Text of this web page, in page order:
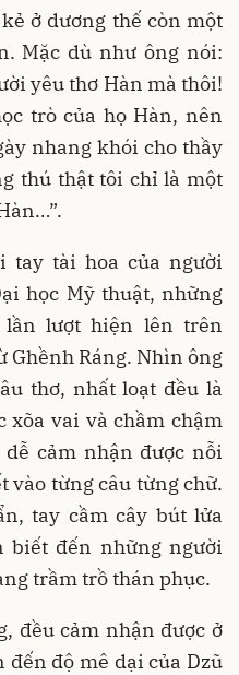
ở dương thế còn một
Mặc dù như ông nói:
yêu thơ Hàn mà thôi!
trò của họ Hàn, nên
nhang khói cho thầy
thú thật tôi chỉ là một
tay tài hoa của người
học Mỹ thuật, những
lượt hiện lên trên
Ghềnh Ráng. Nhìn ông
thơ, nhất loạt đều là
xõa vai và chầm chậm
cảm nhận được nỗi
vào từng câu từng chữ.
tay cầm cây bút lửa
biết đến những người
trầm trồ thán phục.
đều cảm nhận được ở
độ mê dại của Dzũ